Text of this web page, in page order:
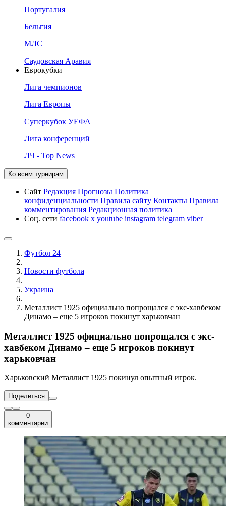
Португалия
Бельгия
МЛС
Саудовская Аравия
Еврокубки
Лига чемпионов
Лига Европы
Суперкубок УЕФА
Лига конференций
ЛЧ - Top News
Ко всем турнирам
Сайт Редакция Прогнозы Политика
конфиденциальности Правила сайту Контакты Правила
комментирования Редакционная политика
Соц. сети facebook x youtube instagram telegram viber
Футбол 24
Новости футбола
Украина
Металлист 1925 официально попрощался с экс-хавбеком
Динамо – еще 5 игроков покинут харьковчан
Металлист 1925 официально попрощался с экс-
хавбеком Динамо – еще 5 игроков покинут
харьковчан
Харьковский Металлист 1925 покинул опытный игрок.
Поделиться
0
комментарии